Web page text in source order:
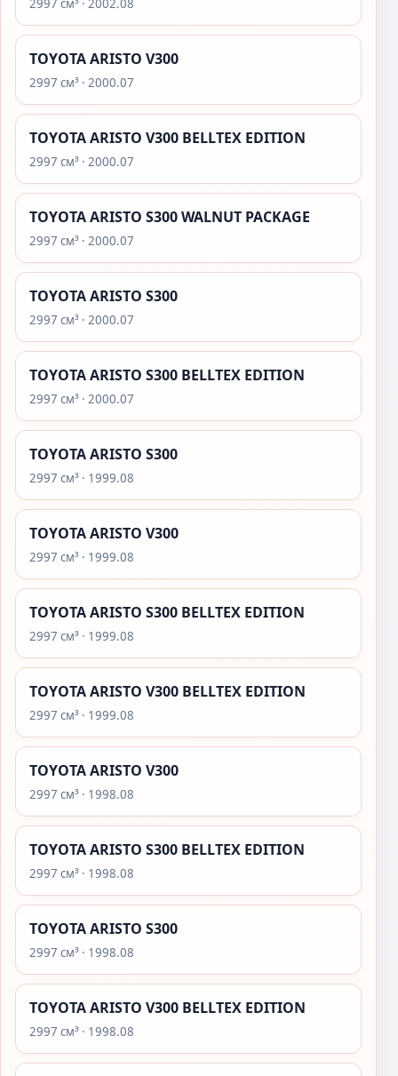
2997 см³ · 2002.08
TOYOTA ARISTO V300
2997 см³ · 2000.07
TOYOTA ARISTO V300 BELLTEX EDITION
2997 см³ · 2000.07
TOYOTA ARISTO S300 WALNUT PACKAGE
2997 см³ · 2000.07
TOYOTA ARISTO S300
2997 см³ · 2000.07
TOYOTA ARISTO S300 BELLTEX EDITION
2997 см³ · 2000.07
TOYOTA ARISTO S300
2997 см³ · 1999.08
TOYOTA ARISTO V300
2997 см³ · 1999.08
TOYOTA ARISTO S300 BELLTEX EDITION
2997 см³ · 1999.08
TOYOTA ARISTO V300 BELLTEX EDITION
2997 см³ · 1999.08
TOYOTA ARISTO V300
2997 см³ · 1998.08
TOYOTA ARISTO S300 BELLTEX EDITION
2997 см³ · 1998.08
TOYOTA ARISTO S300
2997 см³ · 1998.08
TOYOTA ARISTO V300 BELLTEX EDITION
2997 см³ · 1998.08